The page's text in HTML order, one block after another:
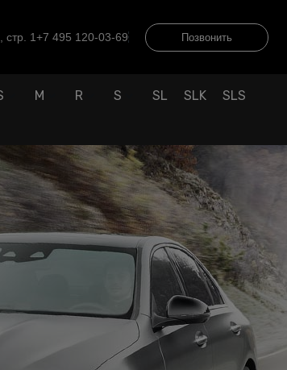
стр. 1+7 495 120-03-69 Позвонить
M R S SL SLK
SLS